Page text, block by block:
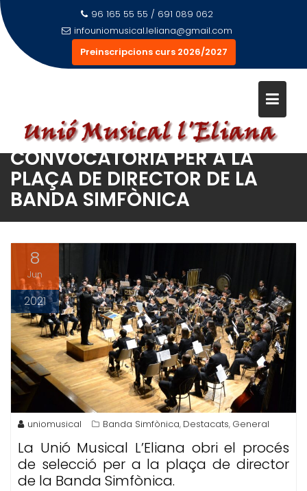
Saltar
al
contenido
96 165 55 55 / 691 089 062
infouniomusical.leliana@gmail.com
Preinscripcions curs 2026/2027
CONVOCATÒRIA PER A LA
PLAÇA DE DIRECTOR DE LA
BANDA SIMFÒNICA
8
Jun
2021
uniomusical Banda Simfònica, Destacats, General
La Unió Musical L’Eliana obri el procés
de selecció per a la plaça de director
de la Banda Simfònica.